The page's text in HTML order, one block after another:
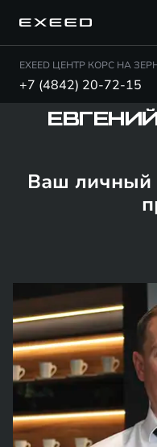
EXEED ЦЕНТР КОРС НА
+7 (4842) 20-72-15
Ваш личный